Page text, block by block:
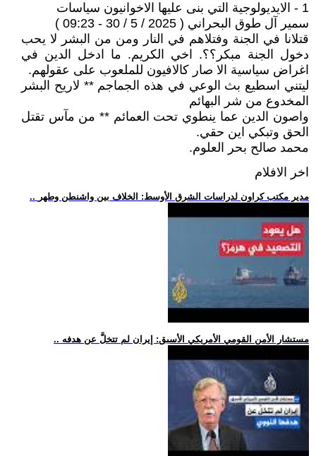
1 - الايديولوجية التي بنى عليها الاخوانيون سياسات
سمير آل طوق البحراني ( 2025 / 5 / 30 - 09:23 )
قتلانا في الجنة وفتلاهم في النار ومن من البشر لا يحب
دخول الجنة مبكر؟؟. اخي الكريم. ما ادخل الدين في
اغراض سياسية الا صار كالافيون للملعوب على عقولهم.
ليتني اسطيع بث الوعي في هذه الجماجم ** لاريح البشر
المخدوع من شر البهائم
واصون الدين عما ينطوي تحت العمائم ** من مآس تقتل
الحق وتبكي اين حقي.
محمد صالح بحر العلوم.
اخر الافلام
.. مدير مكتب كراون لدراسات الشرق الأوسط: الخلاف بين واشنطن وطهر
.. مستشار الأمن القومي الأمريكي الأسبق: إيران لم تتخلَّ عن هدفه